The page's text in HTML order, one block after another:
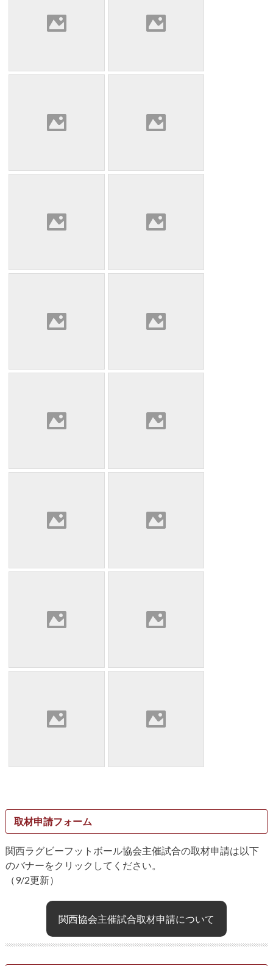
取材申請フォーム
関西ラグビーフットボール協会主催試合の取材申請は以下
のバナーをクリックしてください。
（9/2更新）
関西協会主催試合取材申請について